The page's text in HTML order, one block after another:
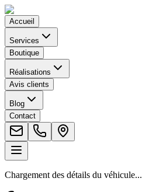
Accueil
Services
Boutique
Réalisations
Avis clients
Blog
Contact
Chargement des détails du véhicule...